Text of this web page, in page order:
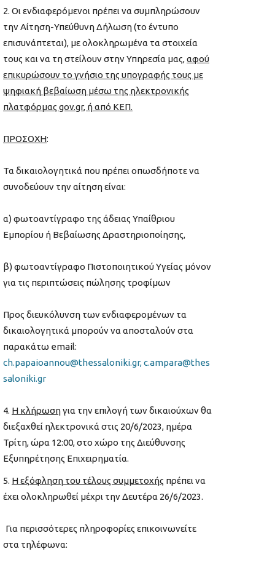
Οι ενδιαφερόμενοι πρέπει να συμπληρώσουν
την Αίτηση-Υπεύθυνη Δήλωση (το έντυπο
επισυνάπτεται), με ολοκληρωμένα τα στοιχεία
τους και να τη στείλουν στην Υπηρεσία μας,αφού
επικυρώσουν το γνήσιο της υπογραφής τους με
ψηφιακή βεβαίωση μέσω της ηλεκτρονικής
πλατφόρμας gov.gr, ή από ΚΕΠ.
ΠΡΟΣΟΧΗ:
Τα δικαιολογητικά που πρέπει οπωσδήποτε να
συνοδεύουν την αίτηση είναι:
α) φωτοαντίγραφο της άδειας Υπαίθριου
Εμπορίου ή Βεβαίωσης Δραστηριοποίησης,
β) φωτοαντίγραφο Πιστοποιητικού Υγείας μόνον
για τις περιπτώσεις πώλησης τροφίμων
Προς διευκόλυνση των ενδιαφερομένων τα
δικαιολογητικά μπορούν να αποσταλούν στα
παρακάτω email:
ch.papaioannou@thessaloniki.gr,c.ampara@thes
saloniki.gr
Η κλήρωσηγια την επιλογή των δικαιούχων θα
διεξαχθεί ηλεκτρονικά στις 20/6/2023, ημέρα
Τρίτη, ώρα 12:00, στο χώρο της Διεύθυνσης
Εξυπηρέτησης Επιχειρηματία.
Η εξόφληση του τέλους συμμετοχής πρέπει να
έχει ολοκληρωθεί μέχρι την Δευτέρα 26/6/2023.
Για περισσότερες πληροφορίες επικοινωνείτε
στα τηλέφωνα: